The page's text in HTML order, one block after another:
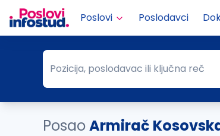
Poslovi Poslodavci
Pozicija, poslodavac ili ključna reč
Pozicija, poslodavac ili ključna reč
PosaoArmirač